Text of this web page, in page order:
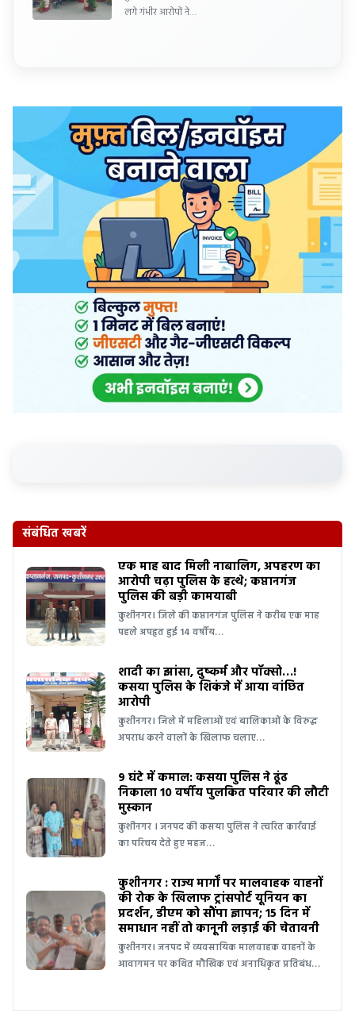
लगे गंभीर आरोपों ने…
संबंधित खबरें
एक माह बाद मिली नाबालिग, अपहरण का
आरोपी चढ़ा पुलिस के हत्थे; कप्तानगंज
पुलिस की बड़ी कामयाबी
कुशीनगर। जिले की कप्तानगंज पुलिस ने करीब एक माह
पहले अपहृत हुई 14 वर्षीय…
शादी का झांसा, दुष्कर्म और पॉक्सो…!
कसया पुलिस के शिकंजे में आया वांछित
आरोपी
कुशीनगर। जिले में महिलाओं एवं बालिकाओं के विरुद्ध
अपराध करने वालों के खिलाफ चलाए…
9 घंटे में कमाल: कसया पुलिस ने ढूंढ
निकाला 10 वर्षीय पुलकित परिवार की लौटी
मुस्कान
कुशीनगर । जनपद की कसया पुलिस ने त्वरित कार्रवाई
का परिचय देते हुए महज…
कुशीनगर : राज्य मार्गों पर मालवाहक वाहनों
की रोक के खिलाफ ट्रांसपोर्ट यूनियन का
प्रदर्शन, डीएम को सौंपा ज्ञापन; 15 दिन में
समाधान नहीं तो कानूनी लड़ाई की चेतावनी
कुशीनगर। जनपद में व्यवसायिक मालवाहक वाहनों के
आवागमन पर कथित मौखिक एवं अनाधिकृत प्रतिबंध…